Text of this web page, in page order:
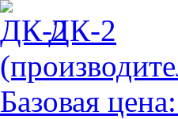
ДК-2
Базовая цена: